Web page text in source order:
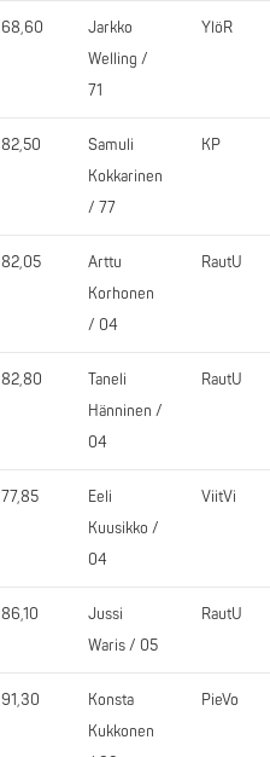
68,60
Jarkko
Welling /
71
YlöR
82,50
Samuli
Kokkarinen
/ 77
KP
82,05
Arttu
Korhonen
/ 04
RautU
82,80
Taneli
Hänninen /
04
RautU
77,85
Eeli
Kuusikko /
04
ViitVi
86,10
Jussi
Waris / 05
RautU
91,30
Konsta
Kukkonen
PieVo